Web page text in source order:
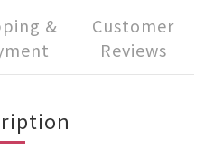
&
Customer
Reviews